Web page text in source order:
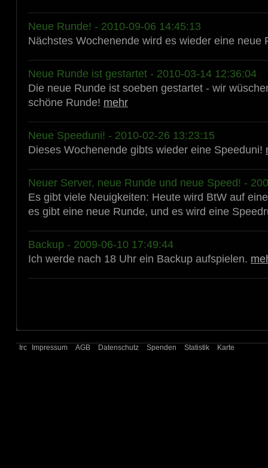
Neue Runde! - 2010-09-06 14:45:13
Nächstes Wochenende wird es wieder eine neue
Neue Runde ist gestartet - 2010-03-14 12:36:04
Die neue Runde ist soeben gestartet - wir
schöne Runde! mehr
Neue Speeduni! - 2010-02-26 13:23:15
Dieses Wochenende gibts wieder eine Speeduni!
Neuer Server, neue Runde und neue Speed! -
Es gibt viele Neuigkeiten: Heute wird BtW auf
es gibt eine neue Runde, und es wird eine
Backup - 2009-06-10 17:49:44
Ich werde nach 18 Uhr ein Backup aufspielen.
Irc Impressum AGB Datenschutz Spenden Statistik Karte